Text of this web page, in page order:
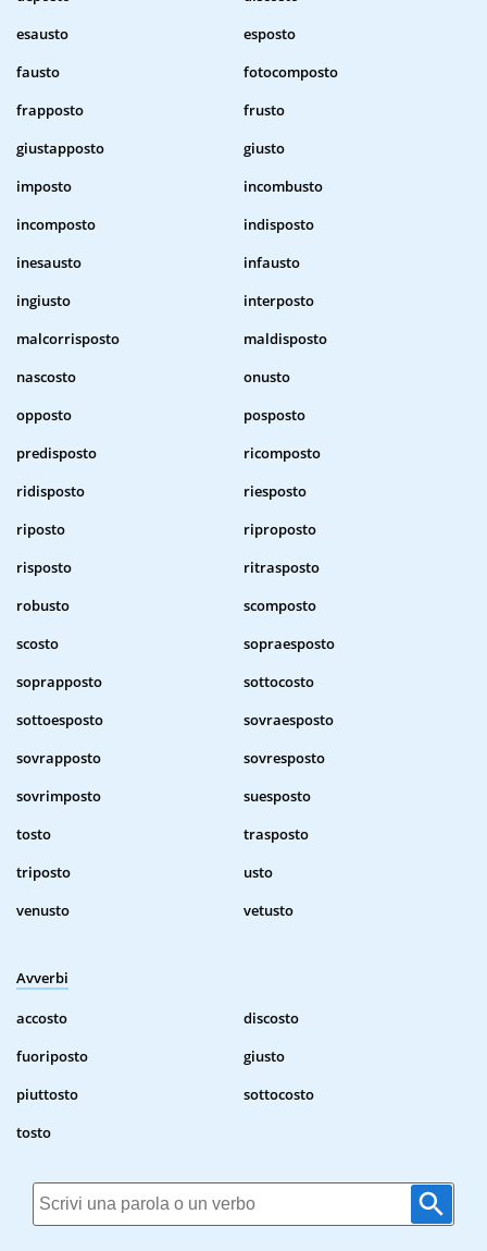
esausto
esposto
fausto
fotocomposto
frapposto
frusto
giustapposto
giusto
imposto
incombusto
incomposto
indisposto
inesausto
infausto
ingiusto
interposto
malcorrisposto
maldisposto
nascosto
onusto
opposto
posposto
predisposto
ricomposto
ridisposto
riesposto
riposto
riproposto
risposto
ritrasposto
robusto
scomposto
scosto
sopraesposto
soprapposto
sottocosto
sottoesposto
sovraesposto
sovrapposto
sovresposto
sovrimposto
suesposto
tosto
trasposto
triposto
usto
venusto
vetusto
Avverbi
accosto
discosto
fuoriposto
giusto
piuttosto
sottocosto
tosto